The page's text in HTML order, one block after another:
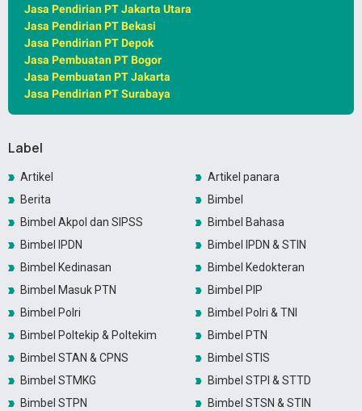
Jasa Pendirian PT Jakarta Utara
Jasa Pendirian PT Bekasi
Jasa Pendirian PT Depok
Jasa Pembuatan PT Bogor
Jasa Pembuatan PT Jakarta
Jasa Pendirian PT Surabaya
Label
Artikel
Artikel panara
Berita
Bimbel
Bimbel Akpol dan SIPSS
Bimbel Bahasa
Bimbel IPDN
Bimbel IPDN & STIN
Bimbel Kedinasan
Bimbel Kedokteran
Bimbel Masuk PTN
Bimbel PIP
Bimbel Polri
Bimbel Polri & TNI
Bimbel Poltekip & Poltekim
Bimbel PTN
Bimbel STAN & CPNS
Bimbel STIS
Bimbel STMKG
Bimbel STPI & STTD
Bimbel STPN
Bimbel STSN & STIN